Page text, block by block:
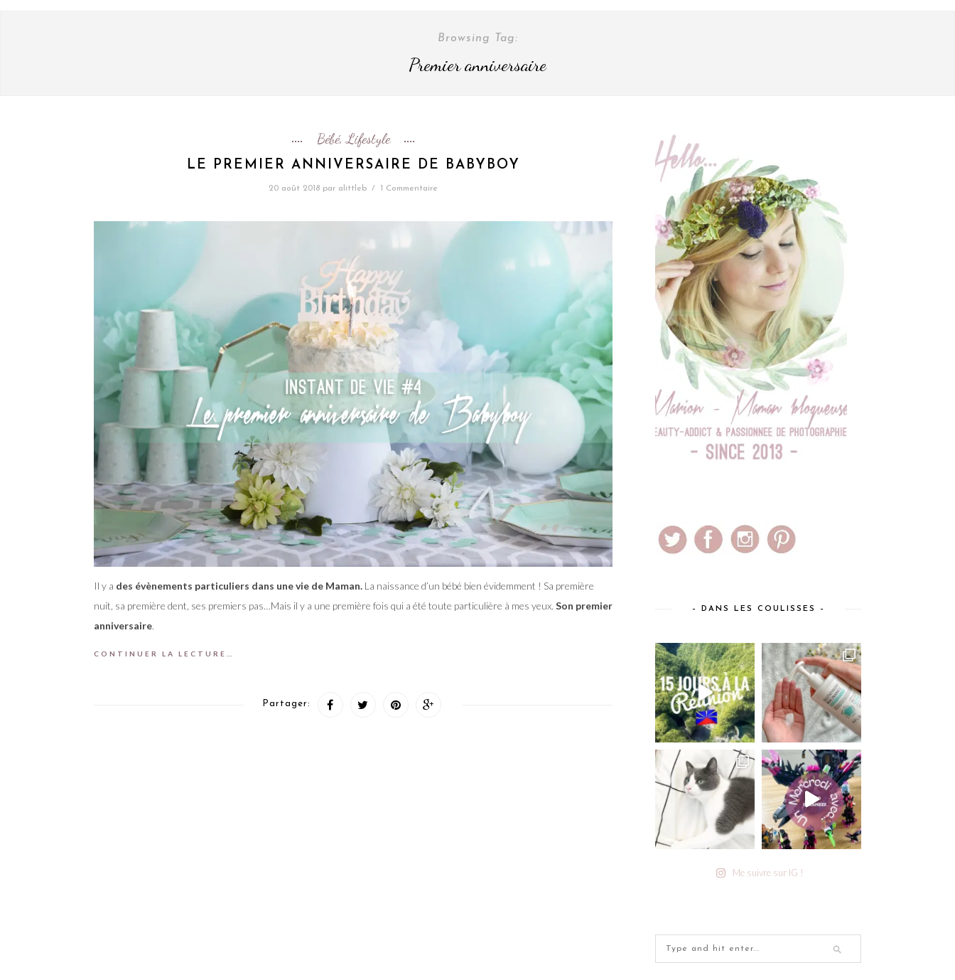
Browsing Tag:
Premier anniversaire
Bébé, Lifestyle
LE PREMIER ANNIVERSAIRE DE BABYBOY
20 août 2018 par alittleb / 1 Commentaire
Il y a des évènements particuliers dans une vie de Maman. La naissance d’un bébé bien évidemment ! Sa première
nuit, sa première dent, ses premiers pas…Mais il y a une première fois qui a été toute particulière à mes yeux. Son premier
anniversaire.
CONTINUER LA LECTURE…
Partager:
– DANS LES COULISSES –
Me suivre sur IG !